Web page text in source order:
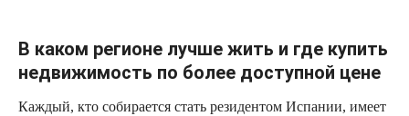
В каком регионе лучше жить и где купить
недвижимость по более доступной цене
Каждый, кто собирается стать резидентом Испании, имеет